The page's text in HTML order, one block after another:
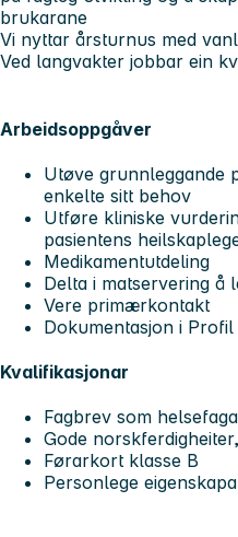
brukarane
Vi nyttar årsturnus med
Ved langvakter jobbar ein
Arbeidsoppgåver
Utøve grunnleggande
enkelte sitt behov
Utføre kliniske
pasientens
Medikamentutdeling
Delta i matservering å
Vere primærkontakt
Dokumentasjon i Profil
Kvalifikasjonar
Fagbrev som
Gode
Førarkort klasse B
Personlege